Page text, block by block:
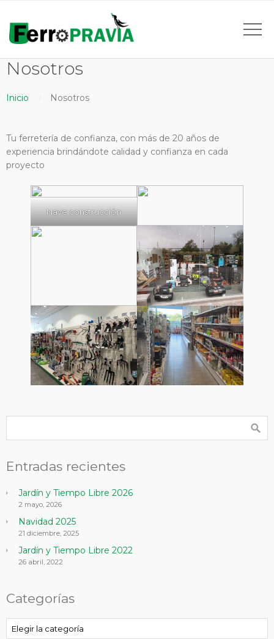
Nosotros
Inicio Nosotros
Tu ferretería de confianza, con más de 20 años de
experiencia brindándote calidad y confianza en cada
proyecto
Nave construcción
Entradas recientes
Jardín y Tiempo Libre 2026
2 mayo, 2026
Navidad 2025
21 diciembre, 2025
Jardín y Tiempo Libre 2022
26 abril, 2022
Categorías
Categorías